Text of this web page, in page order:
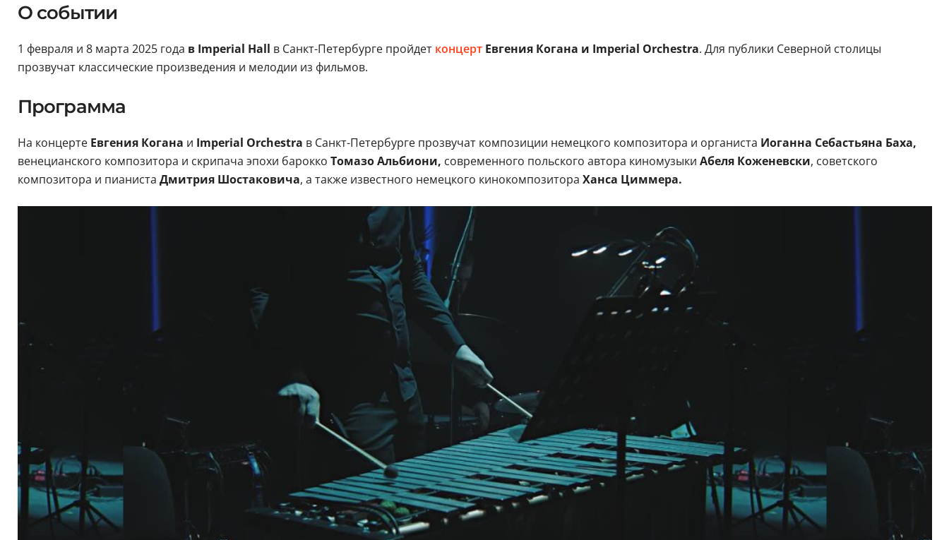
О событии
1 февраля и 8 марта 2025 года в Imperial Hall в Санкт-Петербурге пройдет концертЕвгения Когана и Imperial Orchestra. Для публики Северной столицы
прозвучат классические произведения и мелодии из фильмов.
Программа
На концерте Евгения Когана и Imperial Orchestra в Санкт-Петербурге прозвучат композиции немецкого композитора и органиста Иоганна Себастьяна Баха,
венецианского композитора и скрипача эпохи барокко Томазо Альбиони, современного польского автора киномузыки Абеля Коженевски, советского
композитора и пианиста Дмитрия Шостаковича, а также известного немецкого кинокомпозитора Ханса Циммера.